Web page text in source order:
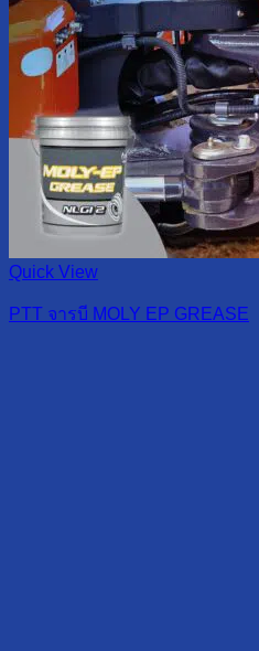
Quick View
PTT จารบี MOLY EP GREASE